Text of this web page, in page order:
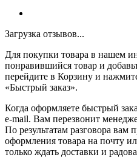
Загрузка отзывов...
Для покупки товара в нашем
понравившийся товар и
перейдите в Корзину и
«Быстрый заказ».
Когда оформляете быстрый
e-mail. Вам перезвонит
По результатам разговора вам
оформления товара на почту
только ждать доставки и